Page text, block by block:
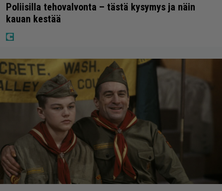
Poliisilla tehovalvonta – tästä kysymys ja näin
kauan kestää